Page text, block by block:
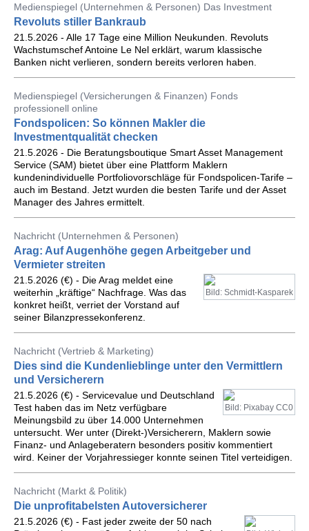
Medienspiegel (Unternehmen & Personen) Das Investment
Revoluts stiller Bankraub
21.5.2026 - Alle 17 Tage eine Million Neukunden. Revoluts
Wachstumschef Antoine Le Nel erklärt, warum klassische
Banken nicht verlieren, sondern bereits verloren haben.
Medienspiegel (Versicherungen & Finanzen) Fonds
professionell online
Fondspolicen: So können Makler die
Investmentqualität checken
21.5.2026 - Die Beratungsboutique Smart Asset Management
Service (SAM) bietet über eine Plattform Maklern
kundenindividuelle Portfoliovorschläge für Fondspolicen-Tarife –
auch im Bestand. Jetzt wurden die besten Tarife und der Asset
Manager des Jahres ermittelt.
Nachricht (Unternehmen & Personen)
Arag: Auf Augenhöhe gegen Arbeitgeber und
Vermieter streiten
Bild: Schmidt-Kasparek
21.5.2026 (€) - Die Arag meldet eine
weiterhin „kräftige“ Nachfrage. Was das
konkret heißt, verriet der Vorstand auf
seiner Bilanzpressekonferenz.
Nachricht (Vertrieb & Marketing)
Dies sind die Kundenlieblinge unter den Vermittlern
und Versicherern
Bild: Pixabay CC0
21.5.2026 (€) - Servicevalue und Deutschland
Test haben das im Netz verfügbare
Meinungsbild zu über 14.000 Unternehmen
untersucht. Wer unter (Direkt-)Versicherern, Maklern sowie
Finanz- und Anlageberatern besonders positiv kommentiert
wird. Keiner der Vorjahressieger konnte seinen Titel verteidigen.
Nachricht (Markt & Politik)
Die unprofitabelsten Autoversicherer
21.5.2026 (€) - Fast jeder zweite der 50 nach